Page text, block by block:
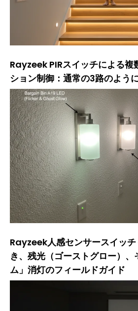
Rayzeek PIRスイッチによる複
ション制御：通常の3路のよう
Rayzeek人感センサースイッチ
き、残光（ゴーストグロー）、
ム」消灯のフィールドガイド